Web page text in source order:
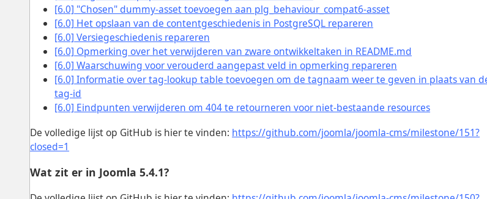
[6.0] "Chosen" dummy-asset toevoegen aan plg_behaviour_compat6-asset
[6.0] Het opslaan van de contentgeschiedenis in PostgreSQL repareren
[6.0] Versiegeschiedenis repareren
[6.0] Opmerking over het verwijderen van zware ontwikkeltaken in README.md
[6.0] Waarschuwing voor verouderd aangepast veld in opmerking repareren
[6.0] Informatie over tag-lookup table toevoegen om de tagnaam weer te geven in plaats van
tag-id
[6.0] Eindpunten verwijderen om 404 te retourneren voor niet-bestaande resources
De volledige lijst op GitHub is hier te vinden: https://github.com/joomla/joomla-cms/milestone/151?
closed=1
Wat zit er in Joomla 5.4.1?